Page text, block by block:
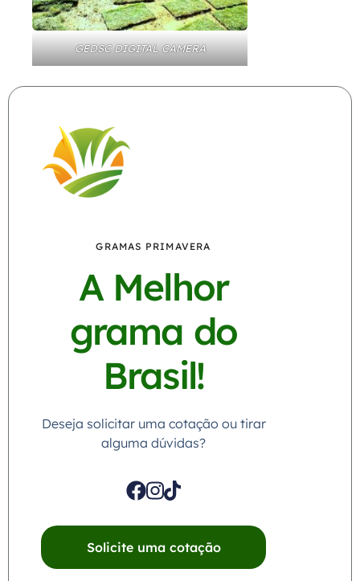
GEDSC DIGITAL CAMERA
GRAMAS PRIMAVERA
A Melhor
grama do
Brasil!
Deseja solicitar uma cotação ou tirar
alguma dúvidas?
Solicite uma cotação